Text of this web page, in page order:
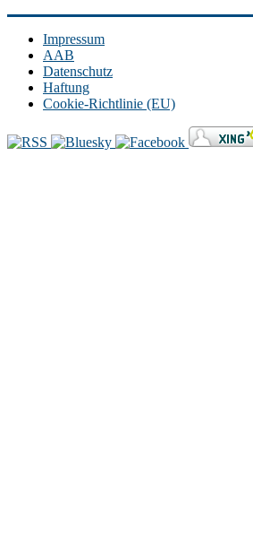
Impressum
AAB
Datenschutz
Haftung
Cookie-Richtlinie (EU)